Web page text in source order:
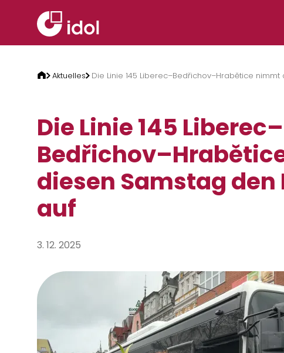
Aktuelles Die Linie 145 Liberec–Bedřichov–Hrabětice
Die Linie 145 Liberec–
diesen Samstag den
auf
3. 12. 2025